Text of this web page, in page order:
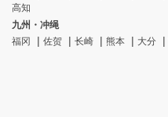
高知
九州・冲绳
福冈
佐贺 长崎 熊本 大分